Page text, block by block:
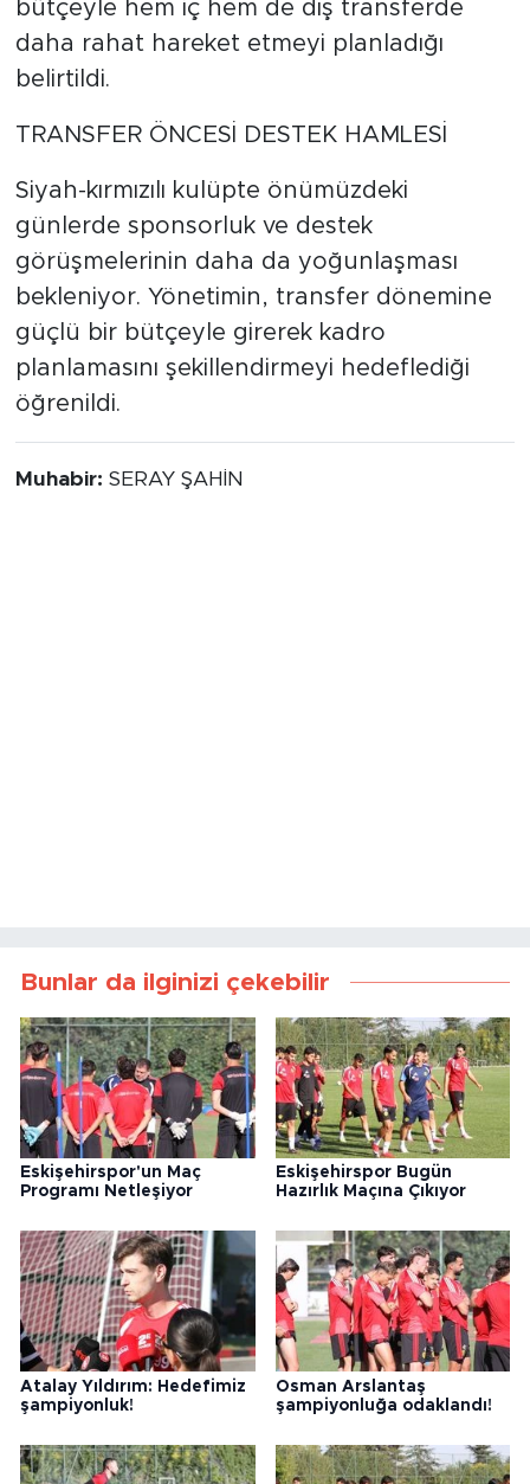
bütçeyle hem iç hem de dış transferde
daha rahat hareket etmeyi planladığı
belirtildi.
TRANSFER ÖNCESİ DESTEK HAMLESİ
Siyah-kırmızılı kulüpte önümüzdeki
günlerde sponsorluk ve destek
görüşmelerinin daha da yoğunlaşması
bekleniyor. Yönetimin, transfer dönemine
güçlü bir bütçeyle girerek kadro
planlamasını şekillendirmeyi hedeflediği
öğrenildi.
Muhabir: SERAY ŞAHİN
Bunlar da ilginizi çekebilir
Eskişehirspor'un Maç
Programı Netleşiyor
Eskişehirspor Bugün
Hazırlık Maçına Çıkıyor
Atalay Yıldırım: Hedefimiz
şampiyonluk!
Osman Arslantaş
şampiyonluğa odaklandı!